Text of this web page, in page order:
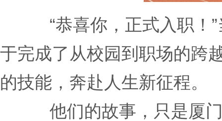
“恭喜你，正式入职！
于完成了从校园到职场的跨
的技能，奔赴人生新征程。
他们的故事，只是厦